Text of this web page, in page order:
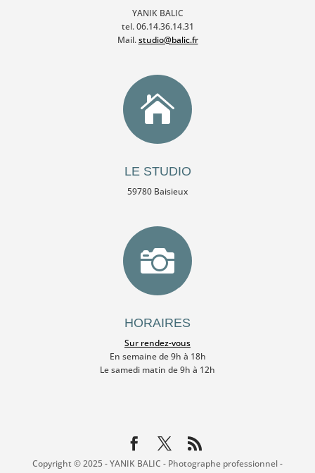
YANIK BALIC
tel. 06.14.36.14.31
Mail.studio@balic.fr

LE STUDIO
59780 Baisieux

HORAIRES
Sur rendez-vous
En semaine de 9h à 18h
Le samedi matin de 9h à 12h
Copyright © 2025 - YANIK BALIC - Photographe professionnel -